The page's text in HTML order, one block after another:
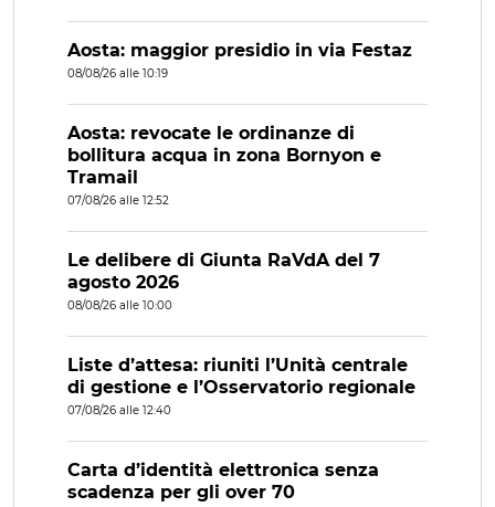
Aosta: maggior presidio in via Festaz
08/08/26 alle 10:19
Aosta: revocate le ordinanze di
bollitura acqua in zona Bornyon e
Tramail
07/08/26 alle 12:52
Le delibere di Giunta RaVdA del 7
agosto 2026
08/08/26 alle 10:00
Liste d’attesa: riuniti l’Unità centrale
di gestione e l’Osservatorio regionale
07/08/26 alle 12:40
Carta d’identità elettronica senza
scadenza per gli over 70